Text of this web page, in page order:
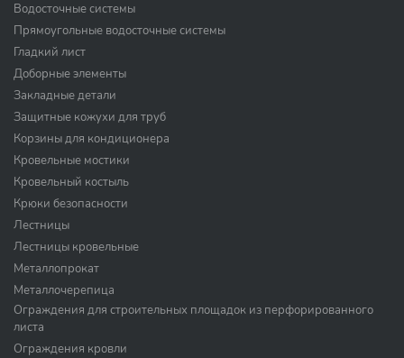
Водосточные системы
Прямоугольные водосточные системы
Гладкий лист
Доборные элементы
Закладные детали
Защитные кожухи для труб
Корзины для кондиционера
Кровельные мостики
Кровельный костыль
Крюки безопасности
Лестницы
Лестницы кровельные
Металлопрокат
Металлочерепица
Ограждения для строительных площадок из перфорированного
листа
Ограждения кровли